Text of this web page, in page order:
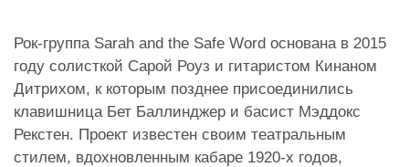
Рок-группа Sarah and the Safe Word основана в 2015
году солисткой Сарой Роуз и гитаристом Кинаном
Дитрихом, к которым позднее присоединились
клавишница Бет Баллинджер и басист Мэддокс
Рекстен. Проект известен своим театральным
стилем, вдохновленным кабаре 1920-х годов,